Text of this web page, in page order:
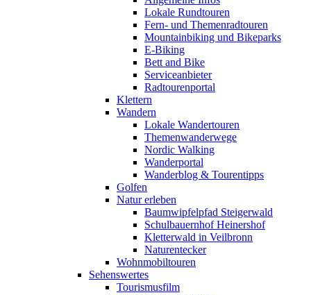
Lokale Rundtouren
Fern- und Themenradtouren
Mountainbiking und Bikeparks
E-Biking
Bett and Bike
Serviceanbieter
Radtourenportal
Klettern
Wandern
Lokale Wandertouren
Themenwanderwege
Nordic Walking
Wanderportal
Wanderblog & Tourentipps
Golfen
Natur erleben
Baumwipfelpfad Steigerwald
Schulbauernhof Heinershof
Kletterwald in Veilbronn
Naturentecker
Wohnmobiltouren
Sehenswertes
Tourismusfilm